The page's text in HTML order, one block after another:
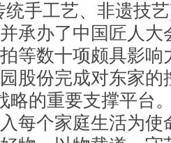
统手工艺、非遗技
承办了中国匠人大
等数十项颇具影响
股份完成对东家
略的重要支撑平台
每个家庭生活为使